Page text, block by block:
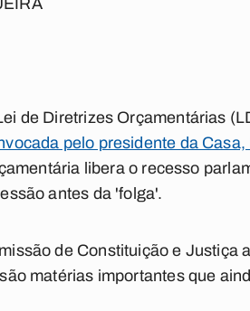
de Diretrizes Orçamentárias
pelo presidente da
libera o recesso
antes da 'folga'.
de Constituição e Justiça
matérias importantes que